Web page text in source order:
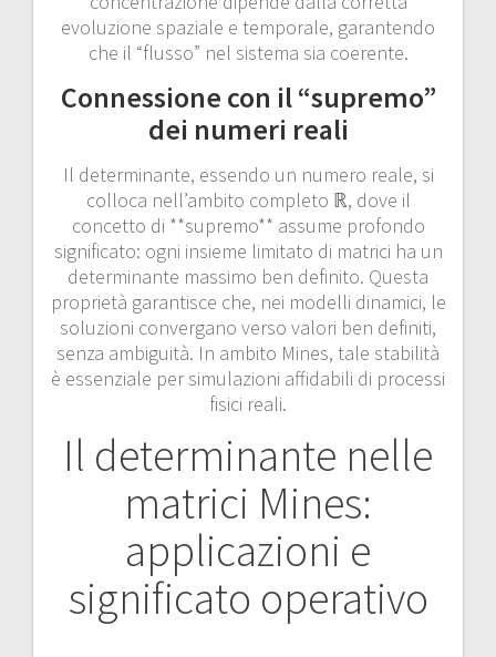
evoluzione spaziale e temporale, garantendo
che il “flusso” nel sistema sia coerente.
Connessione con il “supremo”
dei numeri reali
Il determinante, essendo un numero reale, si
colloca nell’ambito completo ℝ, dove il
concetto di **supremo** assume profondo
significato: ogni insieme limitato di matrici ha un
determinante massimo ben definito. Questa
proprietà garantisce che, nei modelli dinamici, le
soluzioni convergano verso valori ben definiti,
senza ambiguità. In ambito Mines, tale stabilità
è essenziale per simulazioni affidabili di processi
fisici reali.
Il determinante nelle
matrici Mines:
applicazioni e
significato operativo